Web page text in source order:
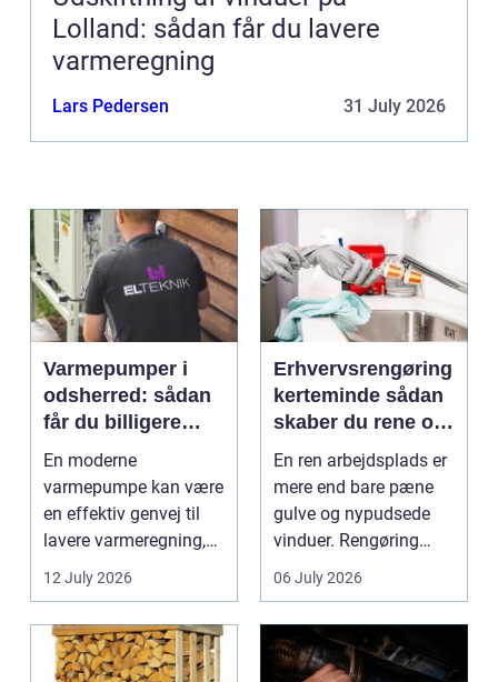
Lolland: sådan får du lavere
varmeregning
Lars Pedersen 31 July 2026
Varmepumper i
odsherred: sådan
får du billigere
varme og et bedre
En moderne
varmepumpe kan være
en effektiv genvej til
lavere varmeregning,
mindre CO2-udslip og
12 July 2026
Erhvervsrengøring
kerteminde sådan
skaber du rene og
trygge rammer på
arbejdspladsen
En ren arbejdsplads er
mere end bare pæne
gulve og nypudsede
vinduer. Rengøring
påvirker medarbejder...
06 July 2026